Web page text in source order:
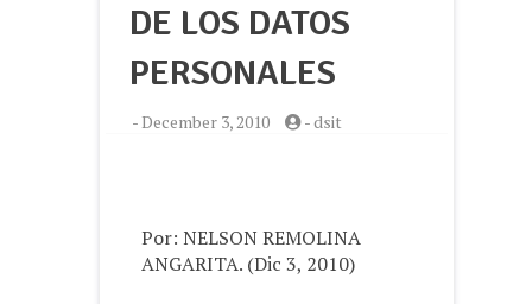
DE LOS DATOS
PERSONALES
-December 3, 2010 -dsit
Por: NELSON REMOLINA
ANGARITA. (Dic 3, 2010)